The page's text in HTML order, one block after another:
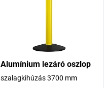
Alumínium lezáró oszlop
szalagkihúzás 3700 mm